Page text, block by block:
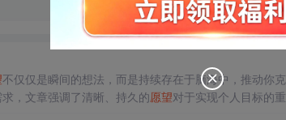
不仅仅是瞬间的想法，而是持续存在于脑海中，推动你
求，文章强调了清晰、持久的愿望对于实现个人目标的